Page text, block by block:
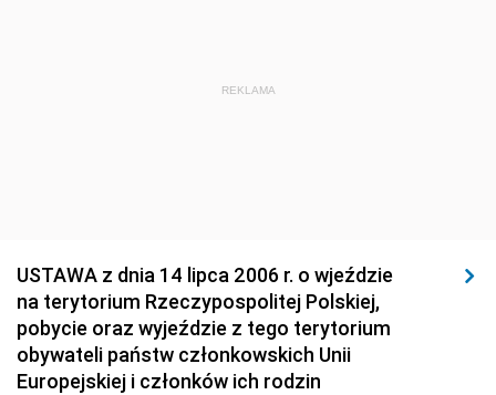
REKLAMA
USTAWA z dnia 14 lipca 2006 r. o wjeździe
na terytorium Rzeczypospolitej Polskiej,
pobycie oraz wyjeździe z tego terytorium
obywateli państw członkowskich Unii
Europejskiej i członków ich rodzin